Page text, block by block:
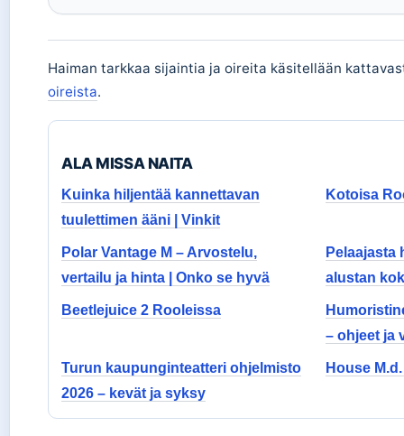
Haiman tarkkaa sijaintia ja oireita käsitellään
oireista.
ALA MISSA NAITA
Kuinka hiljentää kannettavan
tuulettimen ääni | Vinkit
Kotoisa
Polar Vantage M – Arvostelu,
vertailu ja hinta | Onko se hyvä
Pelaajasta
alustan
Beetlejuice 2 Rooleissa
– ohjeet ja
Turun kaupunginteatteri ohjelmisto
2026 – kevät ja syksy
House